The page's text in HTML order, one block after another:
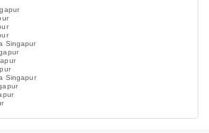
Singapur
Singapur